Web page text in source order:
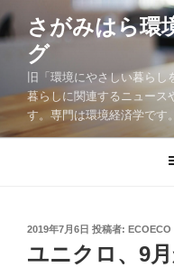
コ
ン
ツ
ス
さがみはら環
グ
旧「環境にやさしい暮ら
暮らしに関連するニュース
す。専門は環境経済学です。
投
日:
2019年7月6日 投稿者: ECOECO
ユニクロ、9